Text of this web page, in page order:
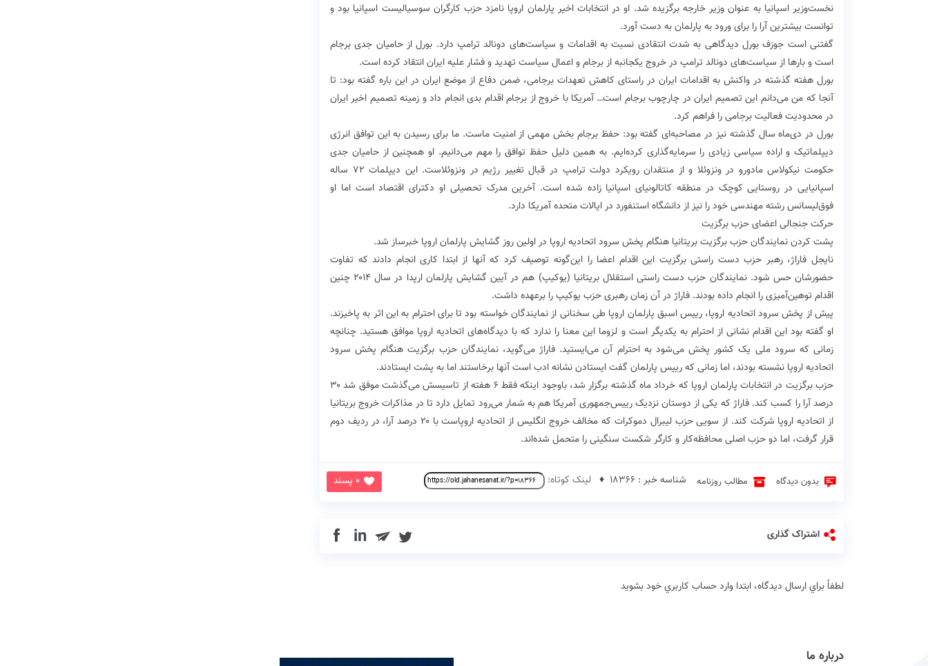
نخست‌وزیر اسپانیا به عنوان وزیر خارجه برگزیده شد. او در انتخابات اخیر پارلمان اروپا نامزد حزب کارگران سوسیالیست اسپانیا بود و
توانست بیشترین آرا را برای ورود به پارلمان به دست آورد.
گفتنی است جوزف بورل دیدگاهی به شدت انتقادی نسبت به اقدامات و سیاست‌های دونالد ترامپ دارد. بورل از حامیان جدی برجام
است و بارها از سیاست‌های دونالد ترامپ در خروج یکجانبه از برجام و اعمال سیاست تهدید و فشار علیه ایران انتقاد کرده است.
بورل هفته گذشته در واکنش به اقدامات ایران در راستای کاهش تعهدات برجامی، ضمن دفاع از موضع ایران در این باره گفته بود: تا
آنجا که من می‌دانم این تصمیم ایران در چارچوب برجام است… آمریکا با خروج از برجام اقدام بدی انجام داد و زمینه تصمیم اخیر ایران
در محدودیت فعالیت برجامی را فراهم کرد.
بورل در دی‌ماه سال گذشته نیز در مصاحبه‌ای گفته بود: حفظ برجام بخش مهمی از امنیت ماست. ما برای رسیدن به این توافق انرژی
دیپلماتیک و اراده سیاسی زیادی را سرمایه‌گذاری کرده‌ایم. به همین دلیل حفظ توافق را مهم می‌دانیم. او همچنین از حامیان جدی
حکومت نیکولاس مادورو در ونزوئلا و از منتقدان رویکرد دولت ترامپ در قبال تغییر رژیم در ونزوئلاست. این دیپلمات ۷۲ ساله
اسپانیایی در روستایی کوچک در منطقه کاتالونیای اسپانیا زاده شده است. آخرین مدرک تحصیلی او دکترای اقتصاد است اما او
فوق‌لیسانس رشته مهندسی خود را نیز از دانشگاه استنفورد در ایالات متحده آمریکا دارد.
‏حرکت جنجالی اعضای حزب برگزیت
پشت کردن نمایندگان حزب برگزیت بریتانیا هنگام پخش سرود اتحادیه اروپا در اولین روز گشایش پارلمان اروپا خبرساز شد.
نایجل فاراژ، رهبر حزب دست راستی برگزیت این اقدام اعضا را این‌گونه توصیف کرد که آنها از ابتدا کاری انجام دادند که تفاوت
حضورشان حس شود. نمایندگان حزب دست راستی استقلال بریتانیا (یوکیپ) هم در آیین گشایش پارلمان ارپدا در سال ۲۰۱۴ چنین
اقدام توهین‌آمیزی را انجام داده بودند. فاراژ در آن زمان رهبری حزب یوکیپ را برعهده داشت.
پیش از پخش سرود اتحادیه اروپا، رییس اسبق پارلمان اروپا طی سخنانی از نمایندگان خواسته بود تا برای احترام به این اثر به پاخیزند.
او گفته بود این اقدام نشانی از احترام به یکدیگر است و لزوما این معنا را ندارد که با دیدگاه‌های اتحادیه اروپا موافق هستید. چنانچه
زمانی که سرود ملی یک کشور پخش می‌شود به احترام آن می‌ایستید. فاراژ می‌گوید، نمایندگان حزب برگزیت هنگام پخش سرود
اتحادیه اروپا نشسته بودند، اما زمانی که رییس پارلمان گفت ایستادن نشانه ادب است آنها برخاستند اما به پشت ایستادند.
حزب برگزیت در انتخابات پارلمان اروپا که خرداد ماه گذشته برگزار شد، باوجود اینکه فقط ۶ هفته از تاسیسش می‌گذشت موفق شد ۳۰
درصد آرا را کسب کند. فاراژ که یکی از دوستان نزدیک رییس‌جمهوری آمریکا هم به شمار می‌رود تمایل دارد تا در مذاکرات خروج بریتانیا
از اتحادیه اروپا شرکت کند. از سویی حزب لیبرال دموکرات که مخالف خروج انگلیس از اتحادیه اروپاست با ۲۰ درصد آرا، در ردیف دوم
قرار گرفت، اما دو حزب اصلی محافظه‌کار و کارگر شکست سنگینی را متحمل شده‌اند.
بدون دیدگاه مطالب روزنامه 0 پسند شناسه خبر : 18366 ♦ لینک کوتاه:
اشتراک گذاری in
لطفاً براي ارسال دیدگاه، ابتدا وارد حساب كاربري خود بشويد
درباره ما